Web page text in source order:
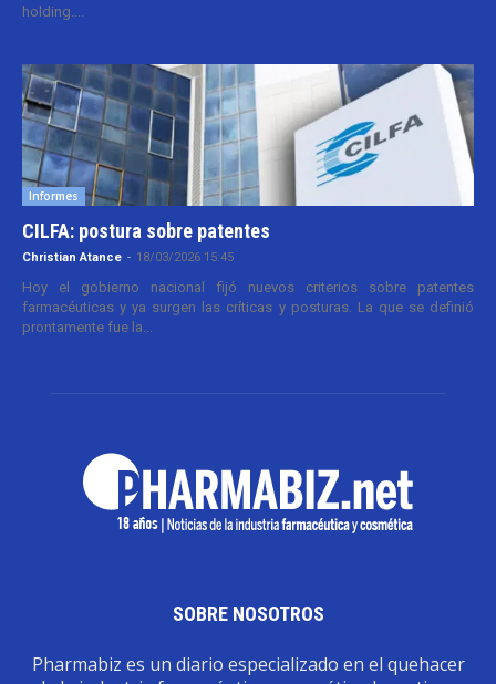
holding....
Informes
CILFA: postura sobre patentes
Christian Atance - 18/03/2026 15:45
Hoy el gobierno nacional fijó nuevos criterios sobre patentes
farmacéuticas y ya surgen las críticas y posturas. La que se definió
prontamente fue la...
SOBRE NOSOTROS
Pharmabiz es un diario especializado en el quehacer